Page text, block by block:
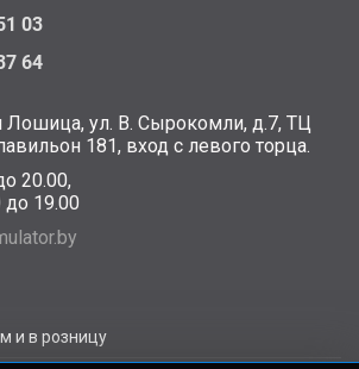
03
64
Лошица, ул. В. Сырокомли, д.7, ТЦ
181, вход с левого торца.
20.00,
до 19.00
и в розницу